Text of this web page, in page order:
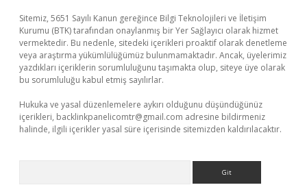
Sitemiz, 5651 Sayılı Kanun gereğince Bilgi Teknolojileri ve İletişim
Kurumu (BTK) tarafından onaylanmış bir Yer Sağlayıcı olarak hizmet
vermektedir. Bu nedenle, sitedeki içerikleri proaktif olarak denetleme
veya araştırma yükümlülüğümüz bulunmamaktadır. Ancak, üyelerimiz
yazdıkları içeriklerin sorumluluğunu taşımakta olup, siteye üye olarak
bu sorumluluğu kabul etmiş sayılırlar.
Hukuka ve yasal düzenlemelere aykırı olduğunu düşündüğünüz
içerikleri, backlinkpanelicomtr@gmail.com adresine bildirmeniz
halinde, ilgili içerikler yasal süre içerisinde sitemizden kaldırılacaktır.